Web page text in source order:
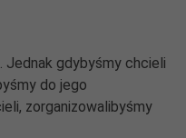
gdybyśmy chcieli
do jego
zorganizowalibyśmy